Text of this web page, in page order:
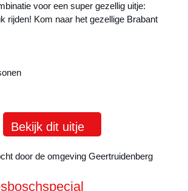
voor een super gezellig uitje:
rijden! Kom naar het gezellige Brabant
Bekijk dit uitje